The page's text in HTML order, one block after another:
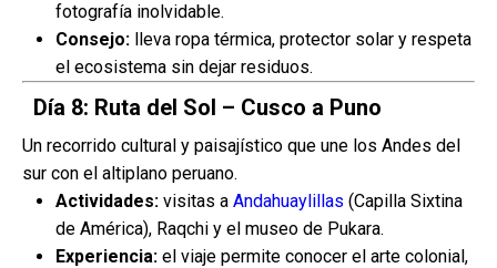
fotografía inolvidable.
Consejo: lleva ropa térmica, protector solar y respeta
el ecosistema sin dejar residuos.
Día 8: Ruta del Sol – Cusco a Puno
Un recorrido cultural y paisajístico que une los Andes del
sur con el altiplano peruano.
Actividades: visitas a Andahuaylillas (Capilla Sixtina
de América), Raqchi y el museo de Pukara.
Experiencia: el viaje permite conocer el arte colonial,